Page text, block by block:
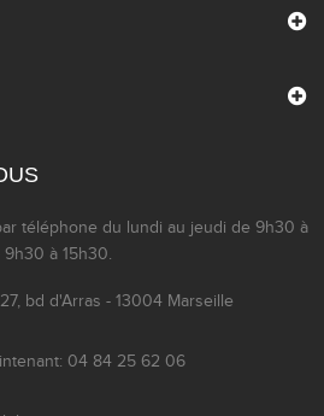
téléphone du lundi au jeudi de 9h30 à
à 15h30.
bd d'Arras - 13004 Marseille
04 84 25 62 06